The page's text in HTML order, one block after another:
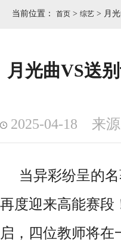
当前位置： 首页 > 综艺 > 月
月光曲VS送
2025-04-18 来
当异彩纷呈的
再度迎来高能赛段
启，四位教师将在